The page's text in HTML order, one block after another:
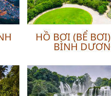
HỒ BƠI (BỂ
BÌNH